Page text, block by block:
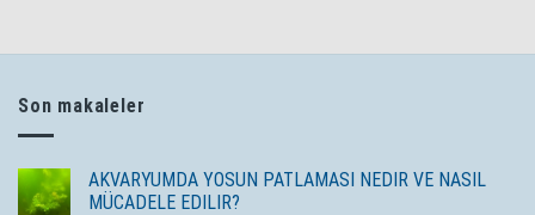
Son makaleler
AKVARYUMDA YOSUN PATLAMASI NEDIR VE NASIL
MÜCADELE EDILIR?